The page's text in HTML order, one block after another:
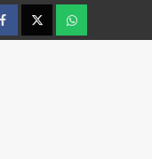
facebooktwitterwtsp